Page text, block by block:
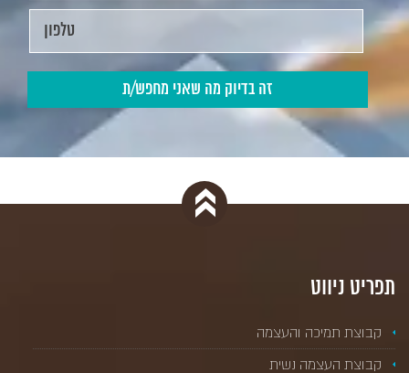
תפריט ניווט
קבוצת תמיכה והעצמה
קבוצת העצמה נשית